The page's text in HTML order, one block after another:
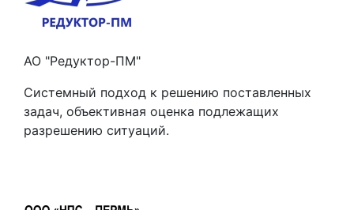
АО "Редуктор-ПМ"
Системный подход к решению поставленных
задач, объективная оценка подлежащих
разрешению ситуаций.